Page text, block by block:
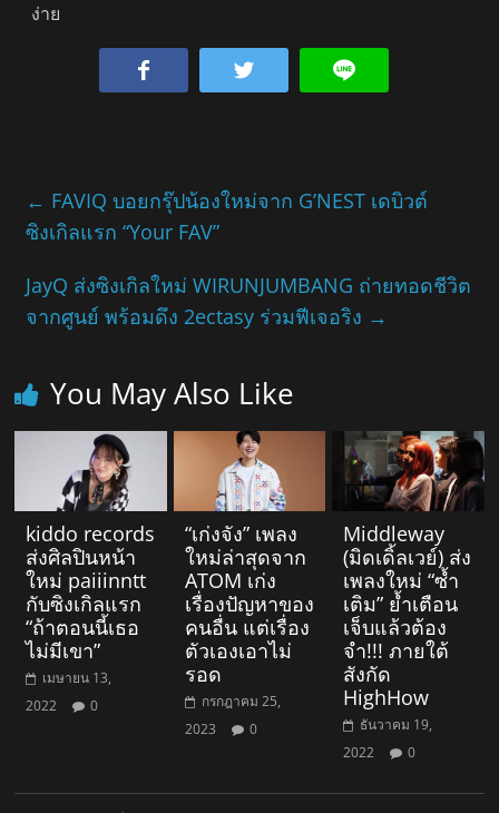
ง่าย
← FAVIQ บอยกรุ๊ปน้องใหม่จาก G’NEST เดบิวต์
ซิงเกิลแรก “Your FAV”
JayQ ส่งซิงเกิลใหม่ WIRUNJUMBANG ถ่ายทอดชีวิต
จากศูนย์ พร้อมดึง 2ectasy ร่วมฟีเจอริง →
You May Also Like
kiddo records
ส่งศิลปินหน้า
ใหม่ paiiinntt
กับซิงเกิลแรก
“ถ้าตอนนี้เธอ
ไม่มีเขา”
เมษายน 13,
2022
0
“เก่งจัง” เพลง
ใหม่ล่าสุดจาก
ATOM เก่ง
เรื่องปัญหาของ
คนอื่น แต่เรื่อง
ตัวเองเอาไม่
รอด
กรกฎาคม 25,
2023
0
Middleway
(มิดเดิ้ลเวย์) ส่ง
เพลงใหม่ “ซ้ำ
เติม” ย้ำเตือน
เจ็บแล้วต้อง
จำ!!! ภายใต้
สังกัด
HighHow
ธันวาคม 19,
2022
0